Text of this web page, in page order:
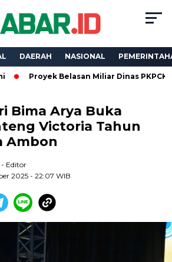
DAERAH NASIONAL
Belasan Miliar Dinas PKPCK Lampung
Bima Arya Buka
Victoria Tahun
Ambon
- Editor
2025 - 22:07 WIB